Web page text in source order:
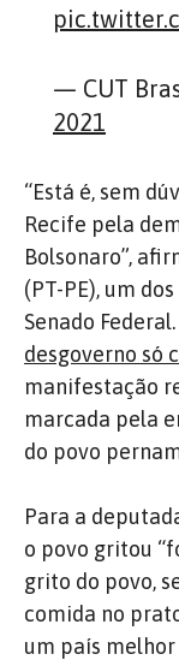
— CUT
2021
“Está é, sem
Recife pela
Bolsonaro”,
(PT-PE), um
Senado Federal.
desgoverno só
manifestação
marcada pela
do povo
Para a
o povo gritou
grito do povo,
comida no
um país melhor